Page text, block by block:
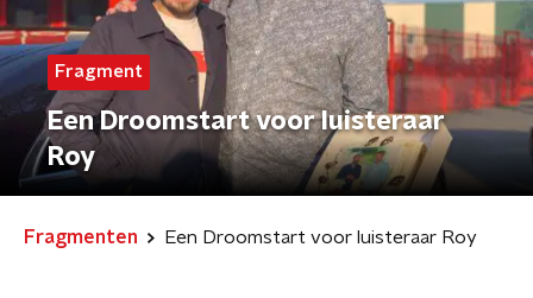
Fragment
Een Droomstart voor luisteraar
Roy
Fragmenten Een Droomstart voor luisteraar Roy